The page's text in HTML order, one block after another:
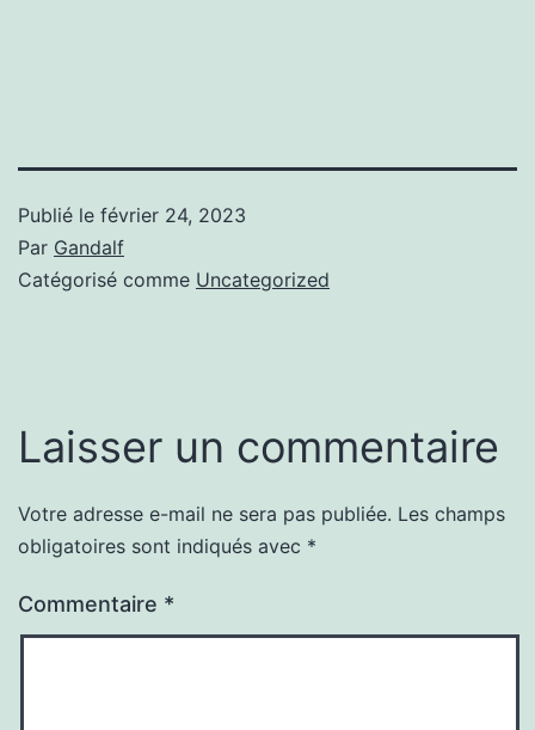
Publié le février 24, 2023
Par Gandalf
Catégorisé comme Uncategorized
Laisser un commentaire
Votre adresse e-mail ne sera pas publiée. Les champs
obligatoires sont indiqués avec *
Commentaire *